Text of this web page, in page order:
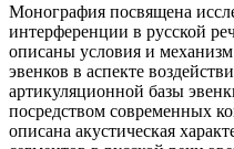
Монография посвящена
интерференции в русской
описаны условия и
эвенков в аспекте
артикуляционной базы
посредством современных
описана акустическая